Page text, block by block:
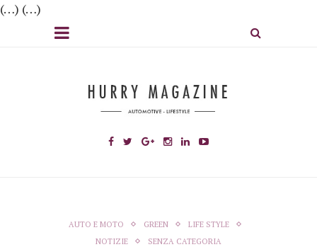
(…) (…)
AUTO E MOTO GREEN
LIFE STYLE
NOTIZIE
SENZA CATEGORIA